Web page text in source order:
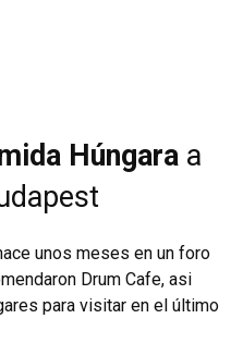
Húngara a
unos meses en un foro
Drum Cafe, asi
para visitar en el último